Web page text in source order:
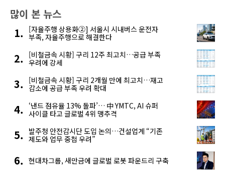
많이 본 뉴스
[자율주행 상용화②] 서울시 시내버스 운전자
부족, 자율주행으로 해결한다
[비철금속 시황] 구리 12주 최고치…공급 부족
우려에 강세
[비철금속 시황] 구리 2개월 만에 최고치…재고
감소에 공급 부족 우려 확대
‘낸드 점유율 13% 돌파’… 中 YMTC, AI 슈퍼
사이클 타고 글로벌 4위 맹추격
발주청 안전감시단 도입 논의…건설업계 “기존
제도와 업무 중첩 우려”
현대차그룹, 새만금에 글로벌 로봇 파운드리 구축